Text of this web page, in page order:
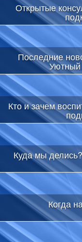
Открытые
Последние
Уютный
Кто и зачем
Куда мы
Когда